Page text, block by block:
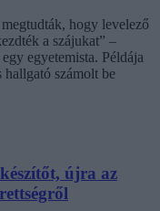
hogy levelező
a szájukat” –
egyetemista. Példája
hallgató számolt be
újra az